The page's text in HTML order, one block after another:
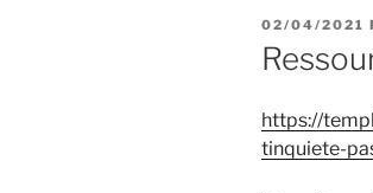
PUBLIÉ
LE
02/04/2021
https://
tinquiete-